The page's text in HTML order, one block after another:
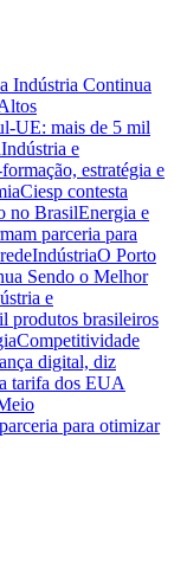
Indústria Continua
UE: mais de 5 mil
Indústria e
estratégia e
Ciesp contesta
no BrasilEnergia e
parceria para
IndústriaO Porto
Sendo o Melhor
e
produtos brasileiros
Competitividade
digital, diz
tarifa dos EUA
para otimizar